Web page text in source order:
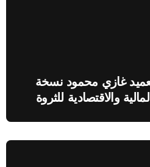
غازي محمود نسخة
والاقتصادية للثروة